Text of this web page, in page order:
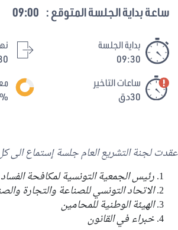
ساعة بداية الجلسة المتوقع : 09:00
بداية الجلسة
09:30
ساعات التاخير
30دق
عقدتلجنة التشريع العام جلسة إستماع الى
رئيس الجمعية التونسية لمكافحة الفساد
الاتحاد التونسي للصناعة والتجارة
الهيئة الوطنية للمحامين
خبراء في القانون